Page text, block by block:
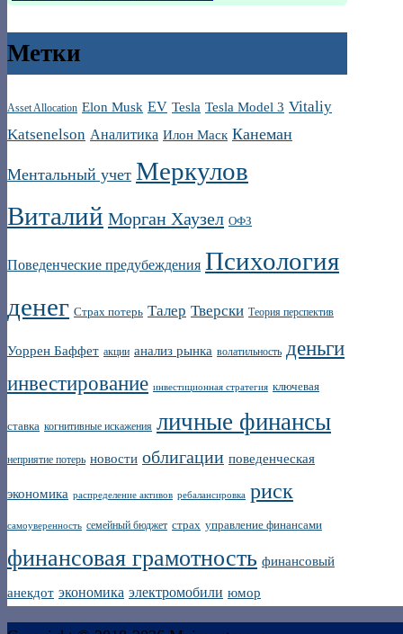
Метки
Asset Allocation Elon Musk EV Tesla Tesla Model 3 Vitaliy
Katsenelson Аналитика Илон Маск Канеман
Ментальный учет Меркулов
Виталий Морган Хаузел ОФЗ
Поведенческие предубеждения Психология
денег Страх потерь Талер Тверски Теория перспектив
Уоррен Баффет акции анализ рынка волатильность деньги
инвестирование инвестиционная стратегия ключевая
ставка когнитивные искажения личные финансы
неприятие потерь новости облигации поведенческая
экономика распределение активов ребалансировка риск
самоуверенность семейный бюджет страх управление финансами
финансовая грамотность финансовый
анекдот экономика электромобили юмор